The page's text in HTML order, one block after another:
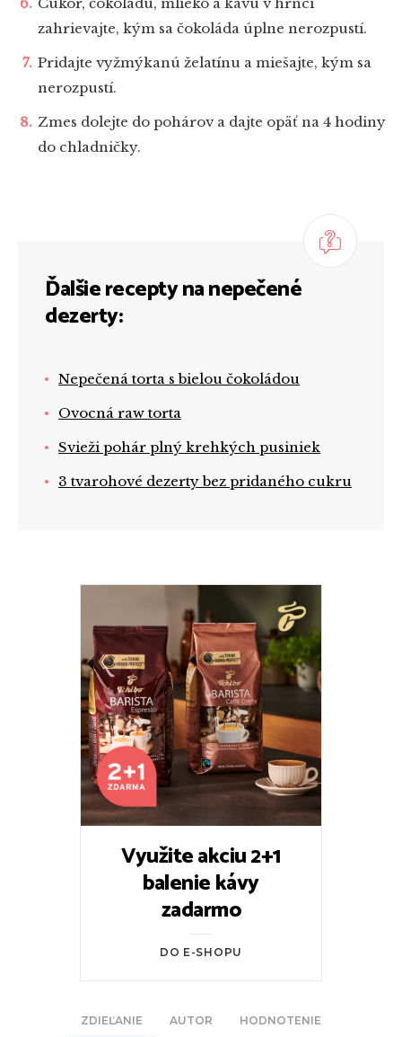
ZDIEĽANIE AUTOR HODNOTENIE
zahrievajte, kým sa čokoláda úplne nerozpustí.
Pridajte vyžmýkanú želatínu a miešajte, kým sa
nerozpustí.
Zmes dolejte do pohárov a dajte opäť na 4 hodiny
do chladničky.
Ďalšie recepty na nepečené
dezerty:
Nepečená torta s bielou čokoládou
Ovocná raw torta
Svieži pohár plný krehkých pusiniek
3 tvarohové dezerty bez pridaného cukru
Využite akciu 2+1
balenie kávy
zadarmo
DO E-SHOPU